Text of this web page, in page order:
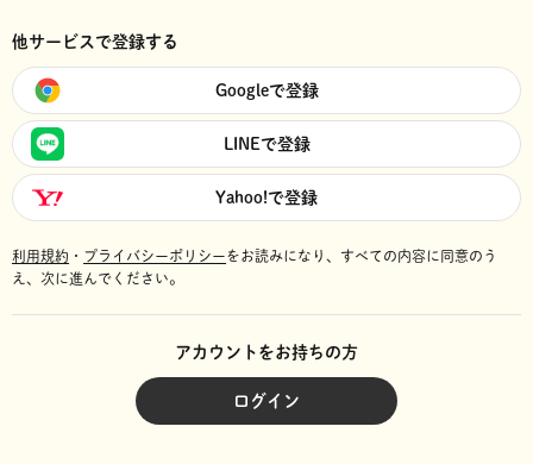
他サービスで登録する
Googleで登録
LINEで登録
Yahoo!で登録
利用規約 ・ プライバシーポリシーをお読みになり、 すべての内容に同意のう
え、次に進んでください。
アカウントをお持ちの方
ログイン